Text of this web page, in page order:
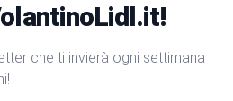
che ti invierà ogni settimana